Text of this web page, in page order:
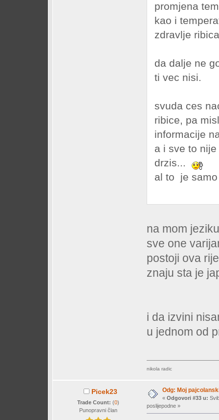
promjena
kao i
zdravlje
da dalje ne
ti vec nisi.
svuda ces
ribice, pa
informacije
a i sve to
drzis...
al to je
na mom
sve one
postoji ova
znaju sta je
i da izvini
u jednom od
nikola radic
Picek23
Trade Count: (0)
Punopravni član
Odg: Moj
« Odgovori #33 u:
poslijepodne »